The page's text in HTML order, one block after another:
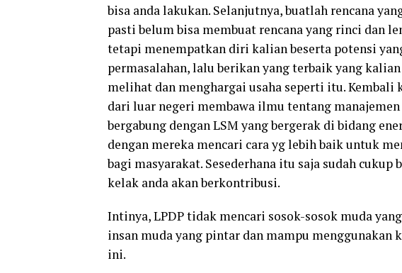
bisa anda lakukan. Selanjutnya, buatlah rencana
pasti belum bisa membuat rencana yang rinci dan
tetapi menempatkan diri kalian beserta potensi
permasalahan, lalu berikan yang terbaik yang
melihat dan menghargai usaha seperti itu.
dari luar negeri membawa ilmu tentang
bergabung dengan LSM yang bergerak di bidang
dengan mereka mencari cara yg lebih baik untuk
bagi masyarakat. Sesederhana itu saja sudah
kelak anda akan berkontribusi.
Intinya, LPDP tidak mencari sosok-sosok muda
insan muda yang pintar dan mampu menggunakan
ini.